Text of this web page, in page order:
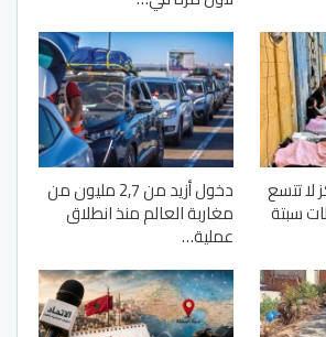
لا تتسع
سبتة
دخول أزيد من 2,7 مليون من
مغاربة العالم منذ انطلاق
عملية…